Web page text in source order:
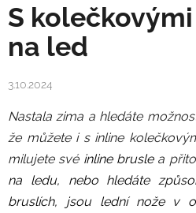
S
na led
3.10.2024
Nastala zima a hledáte
že můžete i s inline
milujete své inline bruslea
na ledu, nebo hledáte
bruslích, jsou lední nože v